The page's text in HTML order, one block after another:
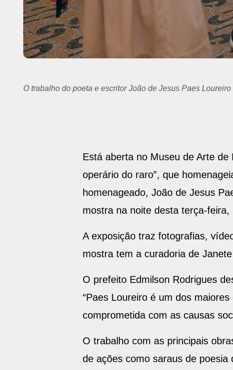
Na noite de abertura da Mostra, Paes Loureiro apresentou
Está aberta no Museu de Arte de
operário do raro”, que
homenageado, João de Jesus
mostra na noite desta terça-feira,
A exposição traz fotografias,
mostra tem a curadoria de
O prefeito Edmilson Rodrigues
“Paes Loureiro é um dos
comprometida com as causas
O trabalho com as principais
de ações como saraus de